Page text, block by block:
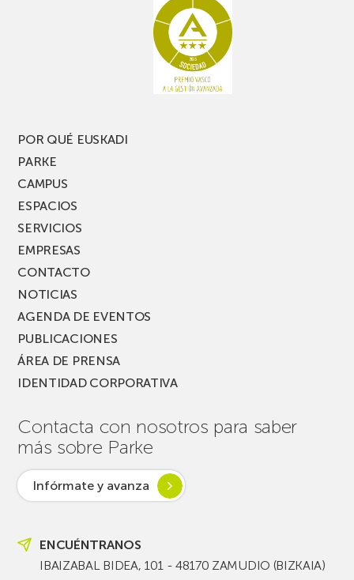
POR QUÉ EUSKADI
PARKE
CAMPUS
ESPACIOS
SERVICIOS
EMPRESAS
CONTACTO
NOTICIAS
AGENDA DE EVENTOS
PUBLICACIONES
ÁREA DE PRENSA
IDENTIDAD CORPORATIVA
Contacta con nosotros para saber
más sobre Parke
Infórmate y avanza
ENCUÉNTRANOS
IBAIZABAL BIDEA, 101 - 48170 ZAMUDIO (BIZKAIA)